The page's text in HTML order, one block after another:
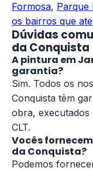
Formosa, Parque
os bairros que
Dúvidas
da Conquista
A pintura em
garantia?
Sim. Todos os
Conquista têm
obra,
CLT.
Vocês
da Conquista?
Podemos